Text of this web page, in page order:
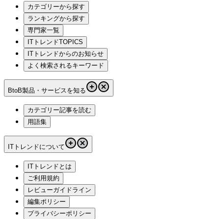
カテゴリーから探す
ランキングから探す
専門家一覧
ITトレンドTOPICS
ITトレンドからのお知らせ
よく検索されるキーワード
BtoB製品・サービスを知る
カテゴリー記事を読む
用語集
ITトレンドについて
ITトレンドとは
ご利用規約
レビューガイドライン
編集ポリシー
プライバシーポリシー